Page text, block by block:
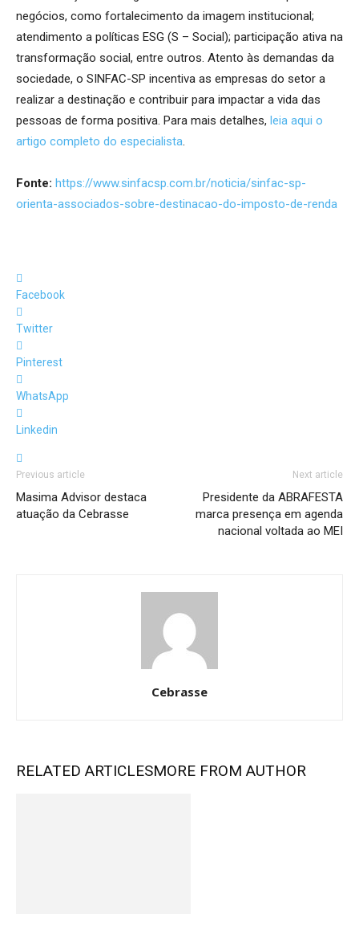
negócios, como fortalecimento da imagem institucional;
atendimento a políticas ESG (S – Social); participação ativa na
transformação social, entre outros. Atento às demandas da
sociedade, o SINFAC-SP incentiva as empresas do setor a
realizar a destinação e contribuir para impactar a vida das
pessoas de forma positiva. Para mais detalhes, leia aqui o
artigo completo do especialista.
Fonte: https://www.sinfacsp.com.br/noticia/sinfac-sp-
orienta-associados-sobre-destinacao-do-imposto-de-renda
Facebook
Twitter
Pinterest
WhatsApp
Linkedin
Previous article
Masima Advisor destaca
atuação da Cebrasse
Next article
Presidente da ABRAFESTA
marca presença em agenda
nacional voltada ao MEI
Cebrasse
RELATED ARTICLESMORE FROM AUTHOR